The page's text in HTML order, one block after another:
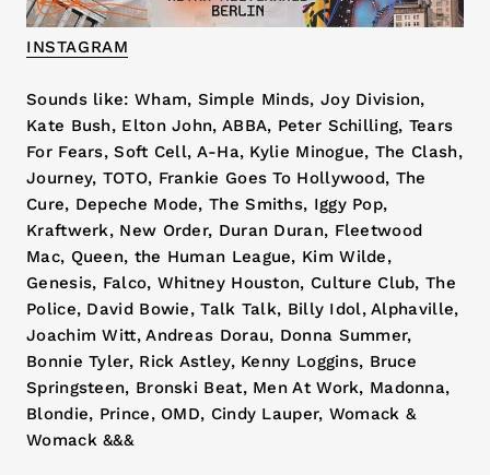
INSTAGRAM
Sounds like: Wham, Simple Minds, Joy Division,
Kate Bush, Elton John, ABBA, Peter Schilling, Tears
For Fears, Soft Cell, A-Ha, Kylie Minogue, The Clash,
Journey, TOTO, Frankie Goes To Hollywood, The
Cure, Depeche Mode, The Smiths, Iggy Pop,
Kraftwerk, New Order, Duran Duran, Fleetwood
Mac, Queen, the Human League, Kim Wilde,
Genesis, Falco, Whitney Houston, Culture Club, The
Police, David Bowie, Talk Talk, Billy Idol, Alphaville,
Joachim Witt, Andreas Dorau, Donna Summer,
Bonnie Tyler, Rick Astley, Kenny Loggins, Bruce
Springsteen, Bronski Beat, Men At Work, Madonna,
Blondie, Prince, OMD, Cindy Lauper, Womack &
Womack &&&